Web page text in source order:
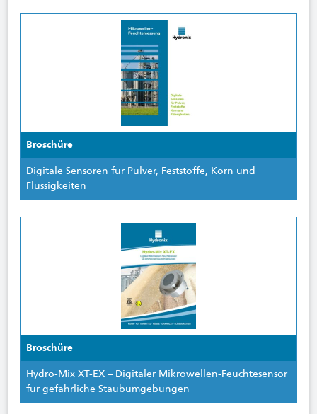
Broschüre
Digitale Sensoren für Pulver, Feststoffe, Korn und
Flüssigkeiten
Broschüre
Hydro-Mix XT-EX – Digitaler Mikrowellen-Feuchtesensor
für gefährliche Staubumgebungen